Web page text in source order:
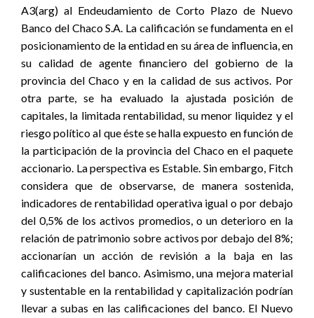
A3(arg) al Endeudamiento de Corto Plazo de Nuevo
Banco del Chaco S.A. La calificación se fundamenta en el
posicionamiento de la entidad en su área de influencia, en
su calidad de agente financiero del gobierno de la
provincia del Chaco y en la calidad de sus activos. Por
otra parte, se ha evaluado la ajustada posición de
capitales, la limitada rentabilidad, su menor liquidez y el
riesgo político al que éste se halla expuesto en función de
la participación de la provincia del Chaco en el paquete
accionario. La perspectiva es Estable. Sin embargo, Fitch
considera que de observarse, de manera sostenida,
indicadores de rentabilidad operativa igual o por debajo
del 0,5% de los activos promedios, o un deterioro en la
relación de patrimonio sobre activos por debajo del 8%;
accionarían un acción de revisión a la baja en las
calificaciones del banco. Asimismo, una mejora material
y sustentable en la rentabilidad y capitalización podrían
llevar a subas en las calificaciones del banco. El Nuevo